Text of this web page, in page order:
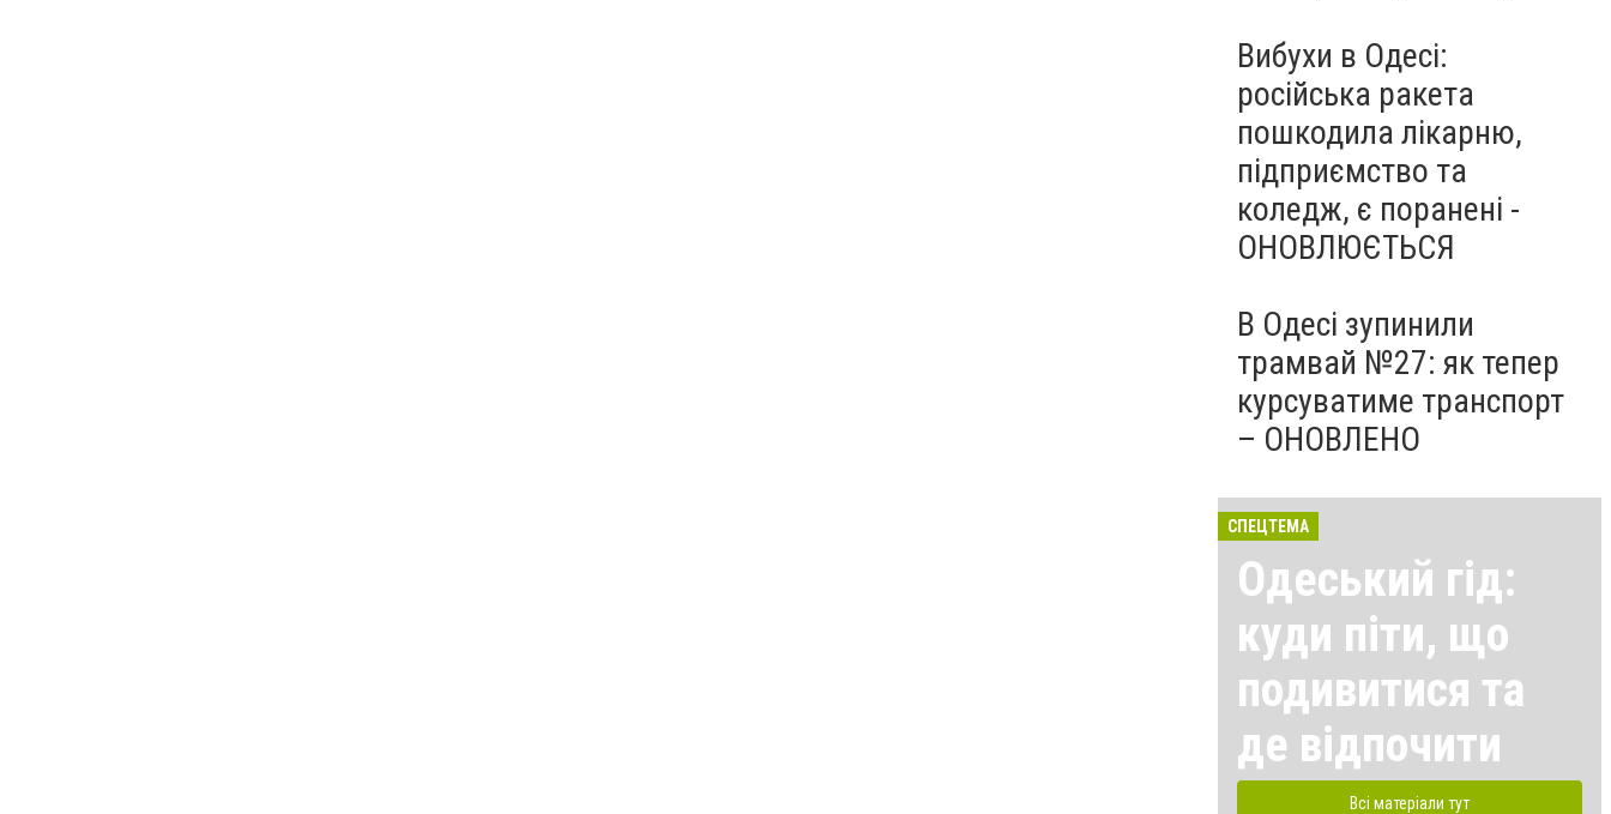
Вибухи в Одесі:
російська ракета
пошкодила лікарню,
підприємство та
коледж, є поранені -
ОНОВЛЮЄТЬСЯ
В Одесі зупинили
трамвай №27: як тепер
курсуватиме транспорт
– ОНОВЛЕНО
СПЕЦТЕМА
Одеський гід:
куди піти, що
подивитися та
де відпочити
Всі матеріали тут